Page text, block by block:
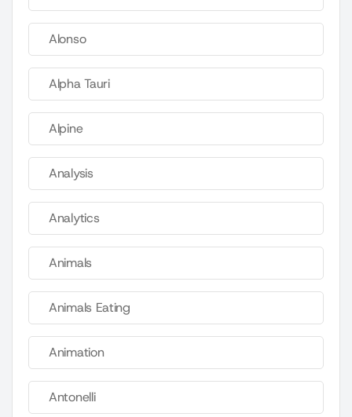
Alonso
Alpha Tauri
Alpine
Analysis
Analytics
Animals
Animals Eating
Animation
Antonelli